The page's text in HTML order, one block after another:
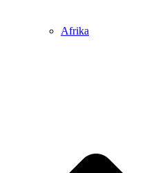
Afrika